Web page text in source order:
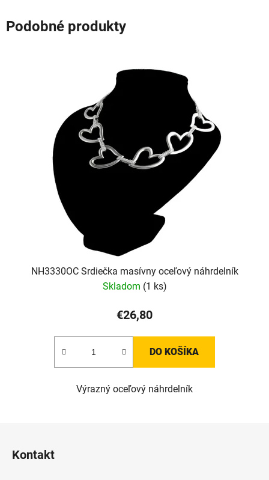
Podobné produkty
NH3330OC Srdiečka masívny oceľový náhrdelník
Skladom (1 ks)
€26,80
DO KOŠÍKA
Výrazný oceľový náhrdelník
Kontakt